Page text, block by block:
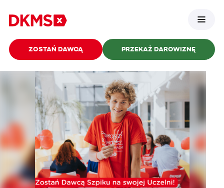
ZOSTAŃ DAWCĄ PRZEKAŻ DAROWIZNĘ